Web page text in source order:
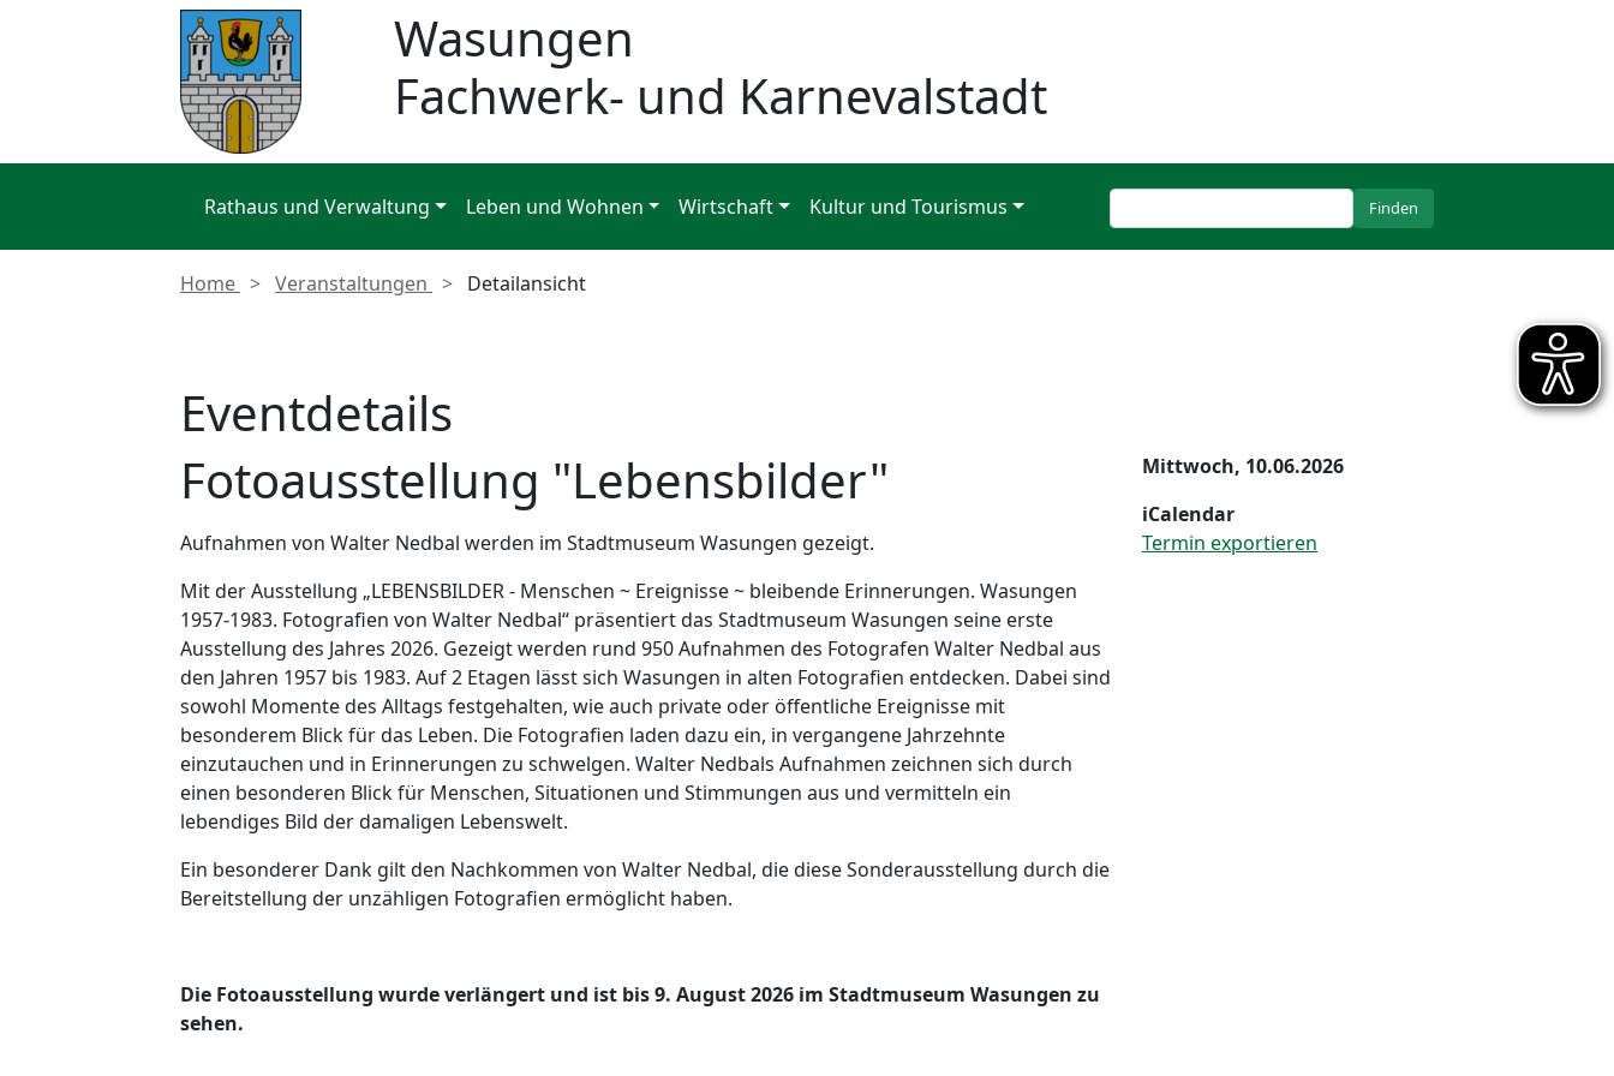
Wasungen
Fachwerk- und Karnevalstadt
Rathaus und Verwaltung Leben und Wohnen Wirtschaft Kultur und Tourismus
Home Veranstaltungen Detailansicht
Eventdetails
Fotoausstellung "Lebensbilder"
Aufnahmen von Walter Nedbal werden im Stadtmuseum Wasungen gezeigt.
Mit der Ausstellung „LEBENSBILDER - Menschen ~ Ereignisse ~ bleibende Erinnerungen. Wasungen
1957-1983. Fotografien von Walter Nedbal“ präsentiert das Stadtmuseum Wasungen seine erste
Ausstellung des Jahres 2026. Gezeigt werden rund 950 Aufnahmen des Fotografen Walter Nedbal aus
den Jahren 1957 bis 1983. Auf 2 Etagen lässt sich Wasungen in alten Fotografien entdecken. Dabei sind
sowohl Momente des Alltags festgehalten, wie auch private oder öffentliche Ereignisse mit
besonderem Blick für das Leben. Die Fotografien laden dazu ein, in vergangene Jahrzehnte
einzutauchen und in Erinnerungen zu schwelgen. Walter Nedbals Aufnahmen zeichnen sich durch
einen besonderen Blick für Menschen, Situationen und Stimmungen aus und vermitteln ein
lebendiges Bild der damaligen Lebenswelt.
Ein besonderer Dank gilt den Nachkommen von Walter Nedbal, die diese Sonderausstellung durch die
Bereitstellung der unzähligen Fotografien ermöglicht haben.
Die Fotoausstellung wurde verlängert und ist bis 9. August 2026 im Stadtmuseum Wasungen zu
sehen.
Mittwoch, 10.06.2026
iCalendar
Termin exportieren